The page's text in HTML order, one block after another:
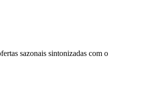
sazonais sintonizadas com o